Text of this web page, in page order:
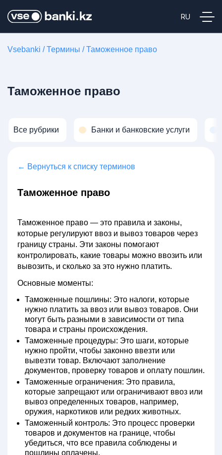
Vsebanki /Термины /Таможенное право
Таможенное право
Все рубрики Банки и банковские услуги
← Вернуться к списку терминов
Таможенное право
Таможенное право — это правила и законы,
которые регулируют ввоз и вывоз товаров через
границу страны. Эти законы помогают
контролировать, какие товары можно ввозить или
вывозить, и сколько за это нужно платить.
Основные моменты:
Таможенные пошлины: Это налоги, которые
нужно платить за ввоз или вывоз товаров. Они
могут быть разными в зависимости от типа
товара и страны происхождения.
Таможенные процедуры: Это шаги, которые
нужно пройти, чтобы законно ввезти или
вывезти товар. Включают заполнение
документов, проверку товаров и оплату пошлин.
Таможенные ограничения: Это правила,
которые запрещают или ограничивают ввоз или
вывоз определенных товаров, например,
оружия, наркотиков или редких животных.
Таможенный контроль: Это процесс проверки
товаров и документов на границе, чтобы
убедиться, что все правила соблюдены и
пошлины оплачены.